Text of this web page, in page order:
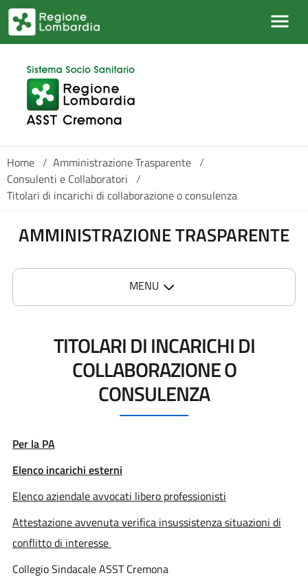
Skip to main content
Home / Amministrazione Trasparente /
Consulenti e Collaboratori /
Titolari di incarichi di collaborazione o consulenza
AMMINISTRAZIONE TRASPARENTE
MENU
TITOLARI DI INCARICHI DI
COLLABORAZIONE O
CONSULENZA
Per la PA
Elenco incarichi esterni
Elenco aziendale avvocati libero professionisti
Attestazione avvenuta verifica insussistenza situazioni di
conflitto di interesse
Collegio Sindacale ASST Cremona